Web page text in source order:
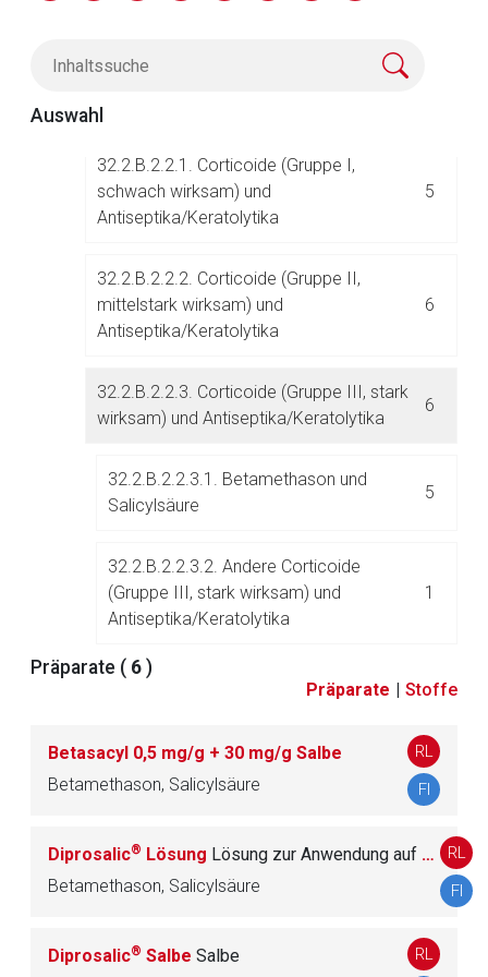
Auswahl
Antiseptika/Keratolytika zur lokalen
Anwendung
32.2.B.2.2.1. Corticoide (Gruppe I,
schwach wirksam) und
Antiseptika/Keratolytika
5
32.2.B.2.2.2. Corticoide (Gruppe II,
mittelstark wirksam) und
Antiseptika/Keratolytika
6
32.2.B.2.2.3. Corticoide (Gruppe III, stark
wirksam) und Antiseptika/Keratolytika
6
32.2.B.2.2.3.1. Betamethason und
Salicylsäure
5
32.2.B.2.2.3.2. Andere Corticoide
(Gruppe III, stark wirksam) und
Antiseptika/Keratolytika
1
zur lokalen Anwendung
0
32.3. Aknemittel
Behandlung der Kopfhaut (inkl. Antiseborrhoika)
23
Präparate ( 6 )
Präparate | Stoffe
Betasacyl 0,5 mg/g + 30 mg/g Salbe
Betamethason, Salicylsäure
RL
FI
Diprosalic® Lösung Lösung zur Anwendung auf der Haut
Betamethason, Salicylsäure
RL
FI
Diprosalic® Salbe Salbe RL
Aufruf einer externen Seite
Seite. Für die Inhalte der externen Web-Seite ist deren
Betreiber verantwortlich. Ebenso gelten dort ggf. andere
Datenschutzbestimmungen.
Zurück zur rote-liste.de Zur Seite